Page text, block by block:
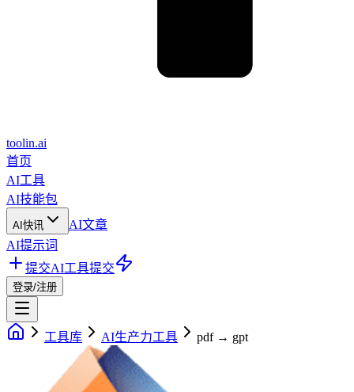
toolin.ai
首页
AI工具
AI技能包
AI快讯
AI文章
AI提示词
提交AI工具提交
登录/注册
工具库 AI生产力工具 pdf → gpt